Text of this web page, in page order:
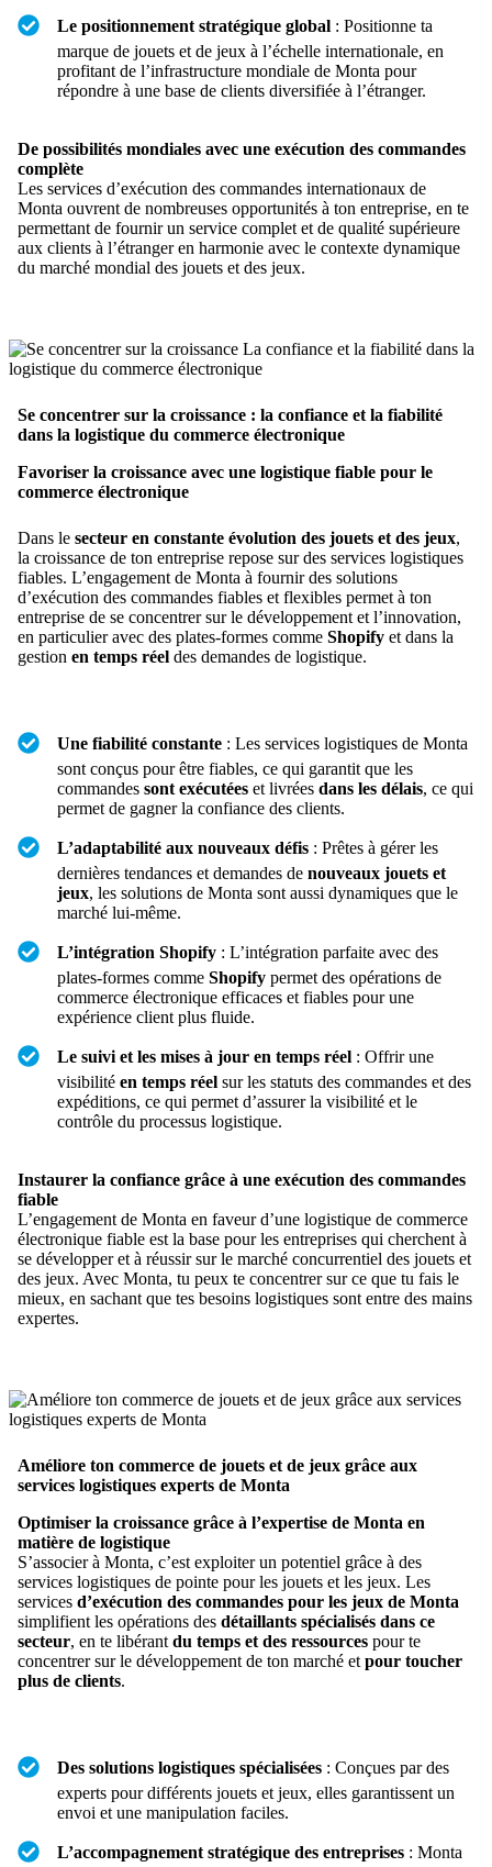
Le positionnement stratégique global : Positionne ta
marque de jouets et de jeux à l’échelle internationale, en
profitant de l’infrastructure mondiale de Monta pour
répondre à une base de clients diversifiée à l’étranger.
De possibilités mondiales avec une exécution des commandes
complète
Les services d’exécution des commandes internationaux de
Monta ouvrent de nombreuses opportunités à ton entreprise, en te
permettant de fournir un service complet et de qualité supérieure
aux clients à l’étranger en harmonie avec le contexte dynamique
du marché mondial des jouets et des jeux.
Se concentrer sur la croissance : la confiance et la fiabilité
dans la logistique du commerce électronique
Favoriser la croissance avec une logistique fiable pour le
commerce électronique
Dans le secteur en constante évolution des jouets et des jeux,
la croissance de ton entreprise repose sur des services logistiques
fiables. L’engagement de Monta à fournir des solutions
d’exécution des commandes fiables et flexibles permet à ton
entreprise de se concentrer sur le développement et l’innovation,
en particulier avec des plates-formes comme Shopify et dans la
gestion en temps réel des demandes de logistique.
Une fiabilité constante : Les services logistiques de Monta
sont conçus pour être fiables, ce qui garantit que les
commandes sont exécutées et livrées dans les délais, ce qui
permet de gagner la confiance des clients.
L’adaptabilité aux nouveaux défis : Prêtes à gérer les
dernières tendances et demandes de nouveaux jouets et
jeux, les solutions de Monta sont aussi dynamiques que le
marché lui-même.
L’intégration Shopify : L’intégration parfaite avec des
plates-formes comme Shopify permet des opérations de
commerce électronique efficaces et fiables pour une
expérience client plus fluide.
Le suivi et les mises à jour en temps réel : Offrir une
visibilité en temps réel sur les statuts des commandes et des
expéditions, ce qui permet d’assurer la visibilité et le
contrôle du processus logistique.
Instaurer la confiance grâce à une exécution des commandes
fiable
L’engagement de Monta en faveur d’une logistique de commerce
électronique fiable est la base pour les entreprises qui cherchent à
se développer et à réussir sur le marché concurrentiel des jouets et
des jeux. Avec Monta, tu peux te concentrer sur ce que tu fais le
mieux, en sachant que tes besoins logistiques sont entre des mains
expertes.
Améliore ton commerce de jouets et de jeux grâce aux
services logistiques experts de Monta
Optimiser la croissance grâce à l’expertise de Monta en
matière de logistique
S’associer à Monta, c’est exploiter un potentiel grâce à des
services logistiques de pointe pour les jouets et les jeux. Les
services d’exécution des commandes pour les jeux de Monta
simplifient les opérations des détaillants spécialisés dans ce
secteur, en te libérant du temps et des ressources pour te
concentrer sur le développement de ton marché et pour toucher
plus de clients.
Des solutions logistiques spécialisées : Conçues par des
experts pour différents jouets et jeux, elles garantissent un
envoi et une manipulation faciles.
L’accompagnement stratégique des entreprises : Monta